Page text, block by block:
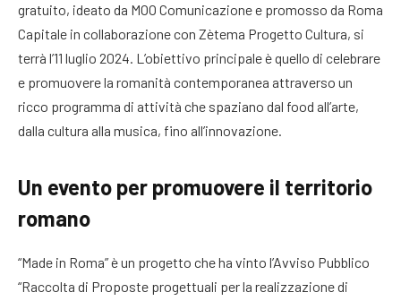
gratuito, ideato da MOO Comunicazione e promosso da Roma
Capitale in collaborazione con Zètema Progetto Cultura, si
terrà l’11 luglio 2024. L’obiettivo principale è quello di celebrare
e promuovere la romanità contemporanea attraverso un
ricco programma di attività che spaziano dal food all’arte,
dalla cultura alla musica, fino all’innovazione.
Un evento per promuovere il territorio
romano
“Made in Roma” è un progetto che ha vinto l’Avviso Pubblico
“Raccolta di Proposte progettuali per la realizzazione di